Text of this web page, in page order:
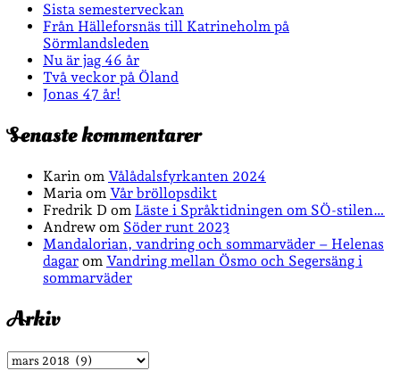
Sista semesterveckan
Från Hälleforsnäs till Katrineholm på
Sörmlandsleden
Nu är jag 46 år
Två veckor på Öland
Jonas 47 år!
Senaste kommentarer
Karin om Vålådalsfyrkanten 2024
Maria om Vår bröllopsdikt
Fredrik D om Läste i Språktidningen om SÖ-stilen…
Andrew om Söder runt 2023
Mandalorian, vandring och sommarväder – Helenas
dagar om Vandring mellan Ösmo och Segersäng i
sommarväder
Arkiv
Arkiv